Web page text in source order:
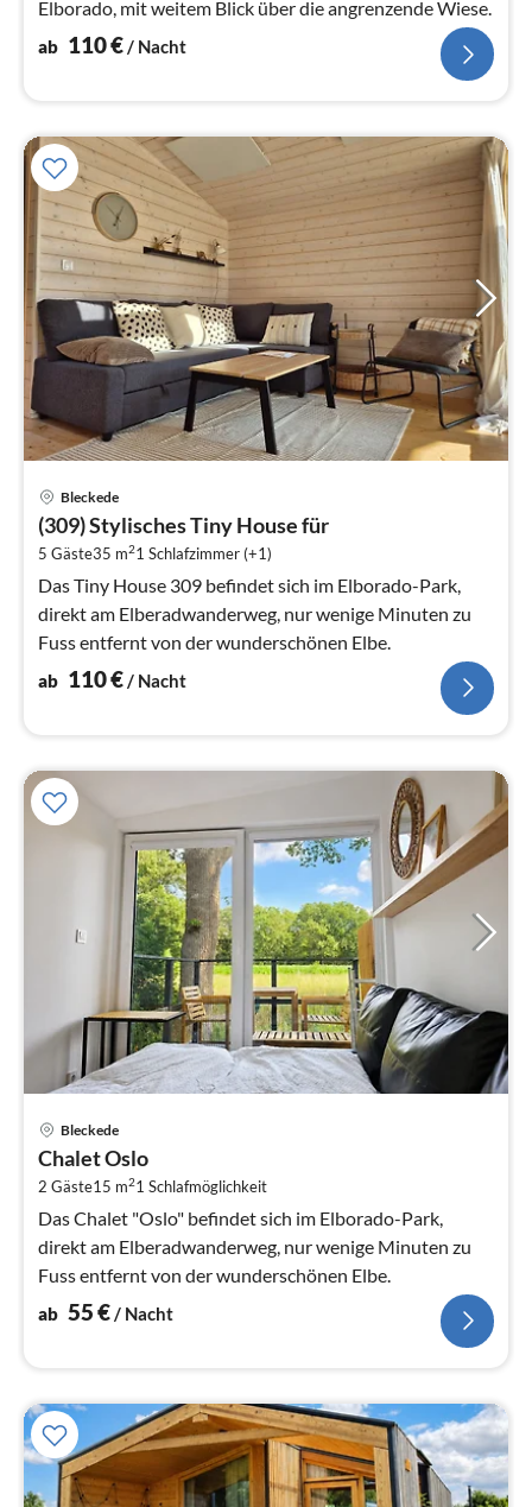
Elborado, mit weitem Blick über die angrenzende Wiese.
ab 110€/ Nacht
Bleckede
(309) Stylisches Tiny House für
5 Gäste35 m21 Schlafzimmer (+1)
Das Tiny House 309 befindet sich im Elborado-Park,
direkt am Elberadwanderweg, nur wenige Minuten zu
Fuss entfernt von der wunderschönen Elbe.
ab 110€ / Nacht
Bleckede
Chalet Oslo
2 Gäste15 m21 Schlafmöglichkeit
Das Chalet "Oslo" befindet sich im Elborado-Park,
direkt am Elberadwanderweg, nur wenige Minuten zu
Fuss entfernt von der wunderschönen Elbe.
ab 55€/ Nacht